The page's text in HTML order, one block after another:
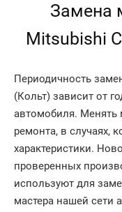
Замена
Mitsubishi
Периодичность
(Кольт) зависит от
автомобиля. Менять
ремонта, в случаях,
характеристики.
проверенных
используют для
мастера нашей сети